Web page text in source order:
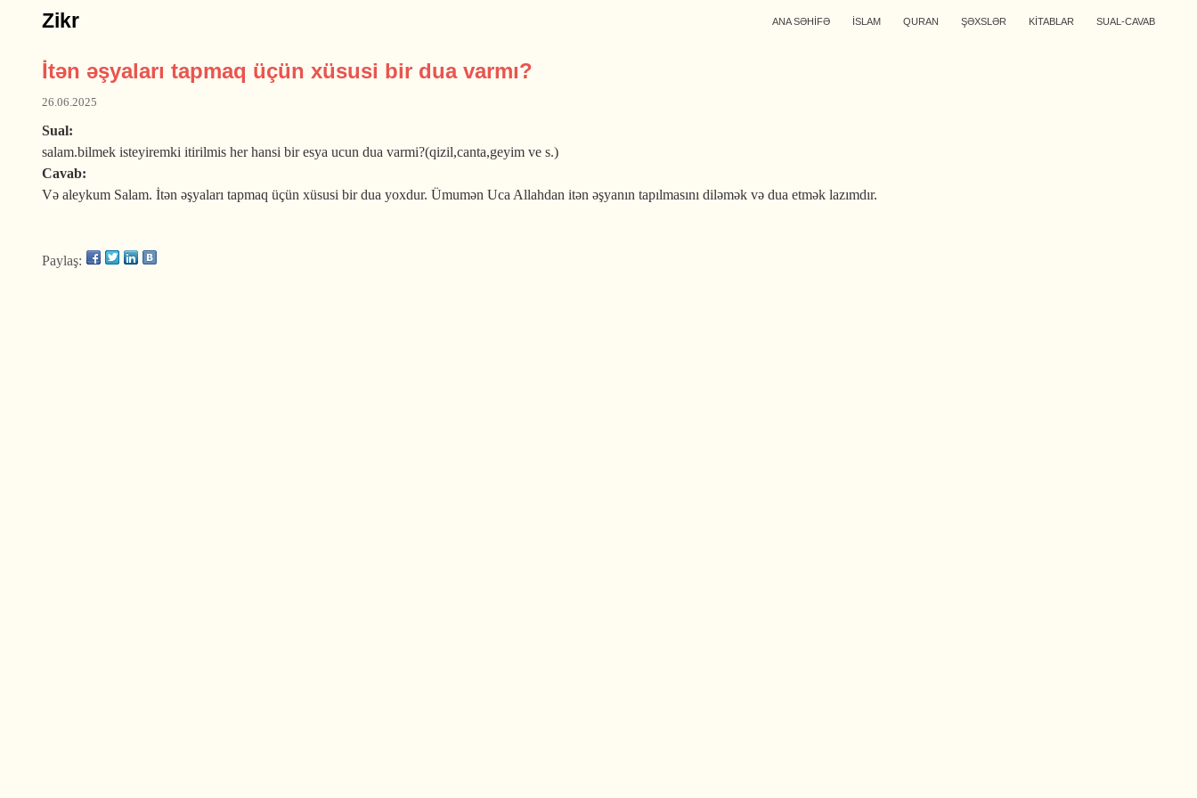
Zikr ANA SƏHİFƏ İSLAM QURAN ŞƏXSLƏR KİTABLAR SUAL-CAVAB
İtən əşyaları tapmaq üçün xüsusi bir dua varmı?
26.06.2025
Sual:
salam.bilmek isteyiremki itirilmis her hansi bir esya ucun dua varmi?(qizil,canta,geyim ve s.)
Cavab:
Və aleykum Salam. İtən əşyaları tapmaq üçün xüsusi bir dua yoxdur. Ümumən Uca Allahdan itən əşyanın tapılmasını diləmək və dua etmək lazımdır.
Paylaş: